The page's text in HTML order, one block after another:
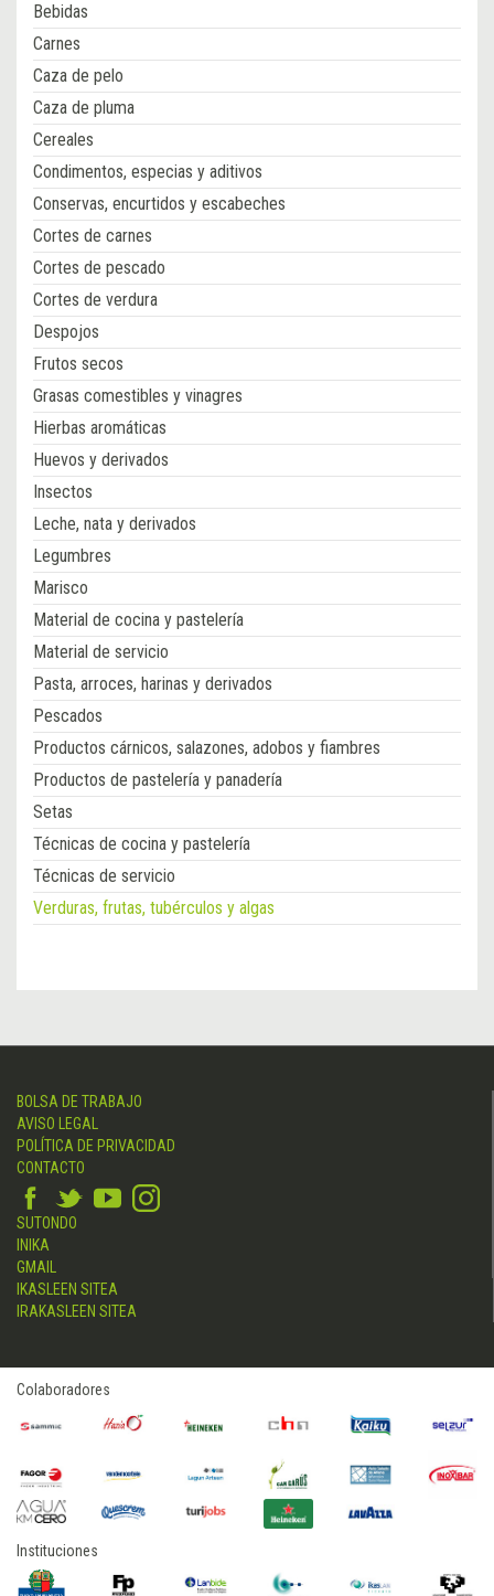
Bebidas
Carnes
Caza de pelo
Caza de pluma
Cereales
Condimentos, especias y aditivos
Conservas, encurtidos y escabeches
Cortes de carnes
Cortes de pescado
Cortes de verdura
Despojos
Frutos secos
Grasas comestibles y vinagres
Hierbas aromáticas
Huevos y derivados
Insectos
Leche, nata y derivados
Legumbres
Marisco
Material de cocina y pastelería
Material de servicio
Pasta, arroces, harinas y derivados
Pescados
Productos cárnicos, salazones, adobos y fiambres
Productos de pastelería y panadería
Setas
Técnicas de cocina y pastelería
Técnicas de servicio
Verduras, frutas, tubérculos y algas
BOLSA DE TRABAJO
AVISO LEGAL
POLÍTICA DE PRIVACIDAD
CONTACTO
SUTONDO
INIKA
GMAIL
IKASLEEN SITEA
IRAKASLEEN SITEA
Colaboradores
Instituciones